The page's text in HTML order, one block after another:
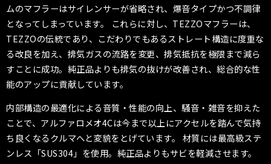
ムのマフラーはサイレンサーが省略され、爆音タイプかつ不調律
となってしまっています。 これらに対し、TEZZOマフラーは、
TEZZOの伝統であり、こだわりでもあるストレート構造に度重な
る改良を加え、排気ガスの流路を変更、排気抵抗を極限まで減ら
すことに成功。純正品よりも排気の抜けが改善され、総合的な性
能のアップに貢献しています。
内部構造の最適化による音質・性能の向上、騒音・雑音を抑えた
ことで、アルファロメオ4Cは今まで以上にアクセルを踏んで気持
ち良くなるクルマへと変貌をとげています。 材質には最高級ステ
ンレス「SUS304」を使用。純正品よりもサビを軽減させます。